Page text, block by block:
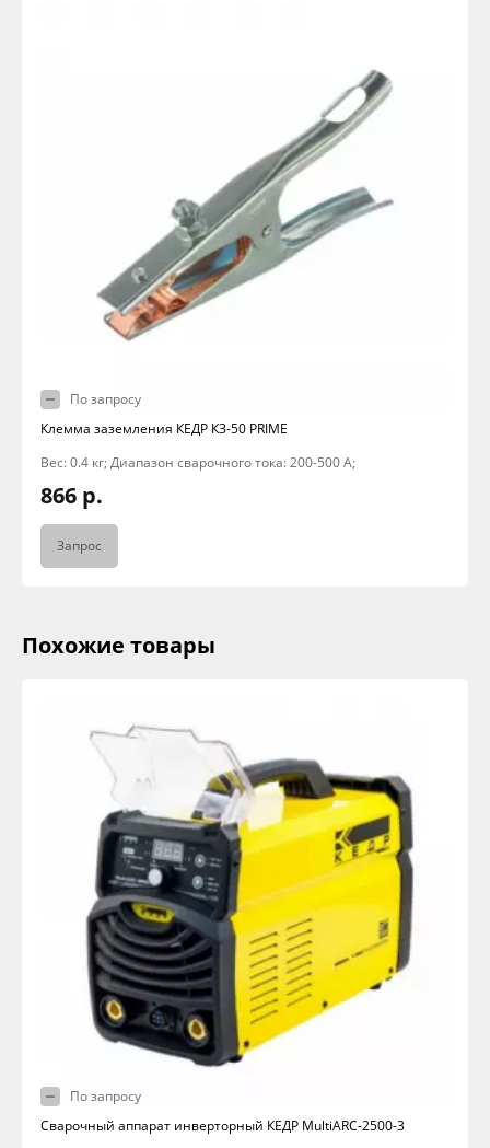
По запросу
Клемма заземления КЕДР КЗ-50 PRIME
Вес: 0.4 кг; Диапазон сварочного тока: 200-500 А;
866 р.
Запрос
Похожие товары
По запросу
Сварочный аппарат инверторный КЕДР MultiARC-2500-3